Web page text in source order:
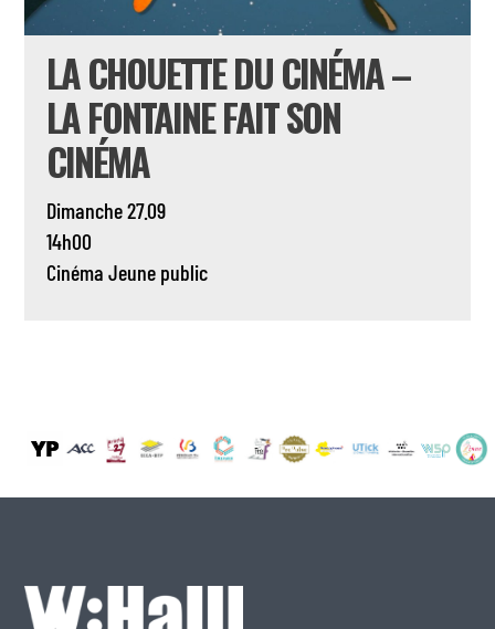
LA CHOUETTE DU CINÉMA –
LA FONTAINE FAIT SON
CINÉMA
Dimanche 27.09
14h00
Cinéma Jeune public